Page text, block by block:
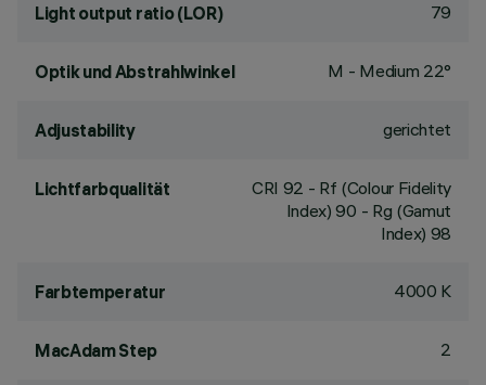
Light output ratio (LOR) 79
Optik und Abstrahlwinkel M - Medium 22°
Adjustability gerichtet
Lichtfarbqualität CRI 92 - Rf (Colour Fidelity
Index) 90 - Rg (Gamut
Index) 98
Farbtemperatur 4000 K
MacAdam Step 2